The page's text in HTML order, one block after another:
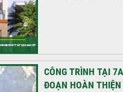
CÔNG TRÌNH TẠI
ĐOẠN HOÀN THIỆN